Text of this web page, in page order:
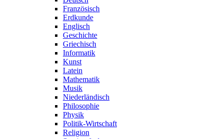
Französisch
Erdkunde
Englisch
Geschichte
Griechisch
Informatik
Kunst
Latein
Mathematik
Musik
Niederländisch
Philosophie
Physik
Politik-Wirtschaft
Religion